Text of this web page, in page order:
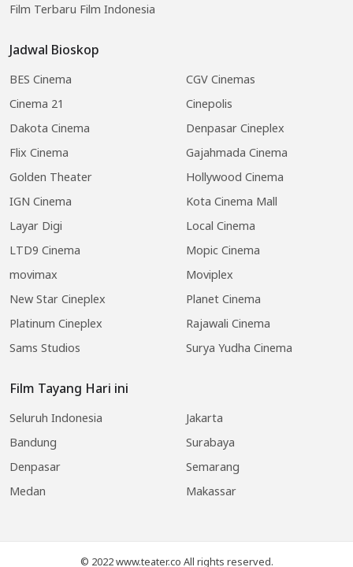
Film Terbaru Film Indonesia
Jadwal Bioskop
BES Cinema
CGV Cinemas
Cinema 21
Cinepolis
Dakota Cinema
Denpasar Cineplex
Flix Cinema
Gajahmada Cinema
Golden Theater
Hollywood Cinema
IGN Cinema
Kota Cinema Mall
Layar Digi
Local Cinema
LTD9 Cinema
Mopic Cinema
movimax
Moviplex
New Star Cineplex
Planet Cinema
Platinum Cineplex
Rajawali Cinema
Sams Studios
Surya Yudha Cinema
Film Tayang Hari ini
Seluruh Indonesia
Jakarta
Bandung
Surabaya
Denpasar
Semarang
Medan
Makassar
© 2022 www.teater.co All rights reserved.